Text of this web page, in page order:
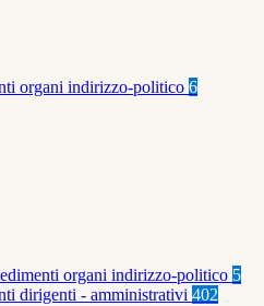
organi indirizzo-politico 6
organi indirizzo-politico 5
dirigenti - amministrativi 402